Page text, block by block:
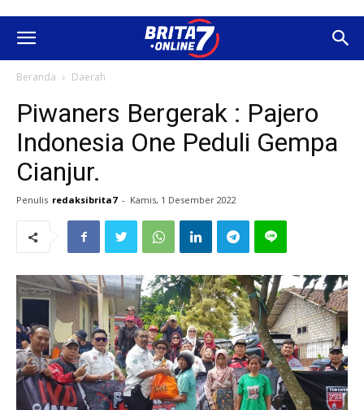
Beranda Daerah
Piwaners Bergerak : Pajero
Indonesia One Peduli Gempa
Cianjur.
Penulis redaksibrita7 - Kamis, 1 Desember 2022